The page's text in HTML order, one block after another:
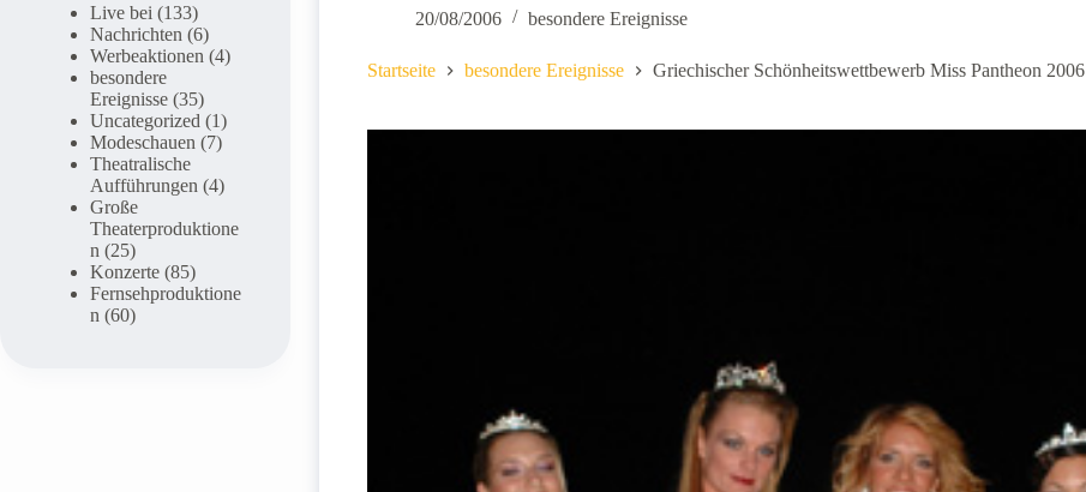
20/08/2006 besondere Ereignisse
Startseite besondere Ereignisse Griechischer Schönheitswettbewerb Miss Pantheon 2006
Live bei (133)
Nachrichten (6)
Werbeaktionen (4)
besondere
Ereignisse (35)
Uncategorized (1)
Modeschauen (7)
Theatralische
Aufführungen (4)
Große
Theaterproduktione
n (25)
Konzerte (85)
Fernsehproduktione
n (60)